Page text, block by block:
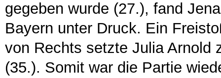
gegeben wurde (27.), fand
Bayern unter Druck. Ein
von Rechts setzte Julia Arnold
(35.). Somit war die Partie